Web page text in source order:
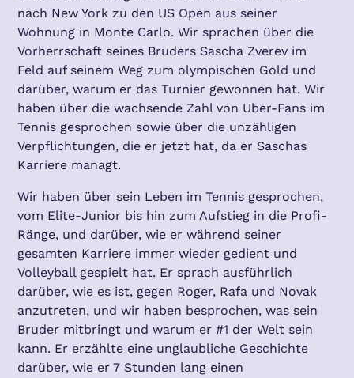
nach New York zu den US Open aus seiner
Wohnung in Monte Carlo. Wir sprachen über die
Vorherrschaft seines Bruders Sascha Zverev im
Feld auf seinem Weg zum olympischen Gold und
darüber, warum er das Turnier gewonnen hat. Wir
haben über die wachsende Zahl von Uber-Fans im
Tennis gesprochen sowie über die unzähligen
Verpflichtungen, die er jetzt hat, da er Saschas
Karriere managt.
Wir haben über sein Leben im Tennis gesprochen,
vom Elite-Junior bis hin zum Aufstieg in die Profi-
Ränge, und darüber, wie er während seiner
gesamten Karriere immer wieder gedient und
Volleyball gespielt hat. Er sprach ausführlich
darüber, wie es ist, gegen Roger, Rafa und Novak
anzutreten, und wir haben besprochen, was sein
Bruder mitbringt und warum er #1 der Welt sein
kann. Er erzählte eine unglaubliche Geschichte
darüber, wie er 7 Stunden lang einen